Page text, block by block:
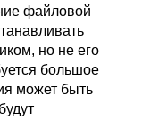
файловой
но не его
большое
может быть